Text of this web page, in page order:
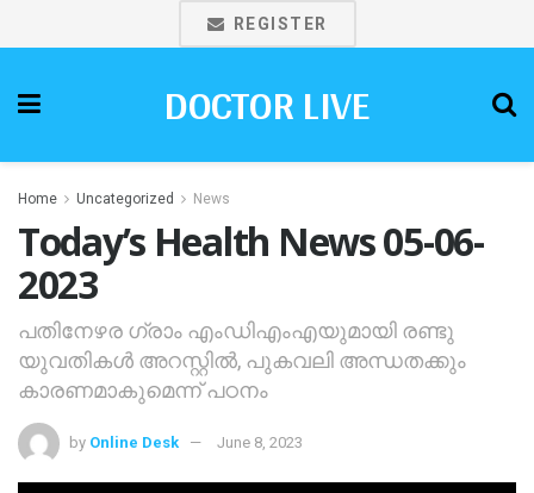
REGISTER
DOCTOR LIVE
Home Uncategorized News
Today’s Health News 05-06-
2023
പതിനേഴര ഗ്രാം എംഡിഎംഎയുമായി രണ്ടു
യുവതികള്‍ അറസ്റ്റില്‍, പുകവലി അന്ധതക്കും
കാരണമാകുമെന്ന് പഠനം
by Online Desk June 8, 2023